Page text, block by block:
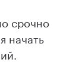
срочно
начать